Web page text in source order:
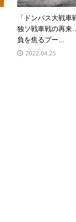
「ドンバス大戦車
独ソ戦車戦の再来
負を焦るプー...
2022.04.25